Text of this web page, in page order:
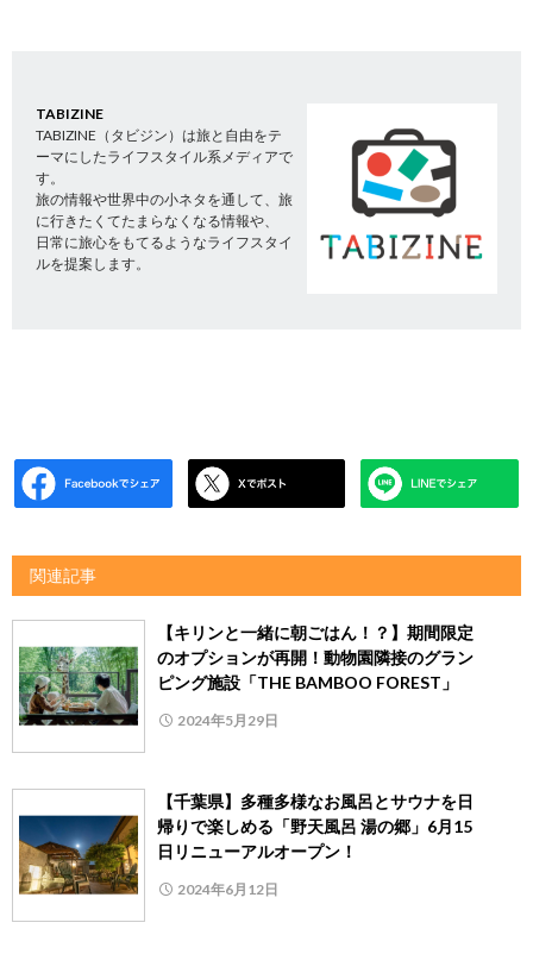
TABIZINE
TABIZINE（タビジン）は旅と自由をテ
ーマにしたライフスタイル系メディアで
す。
旅の情報や世界中の小ネタを通して、旅
に行きたくてたまらなくなる情報や、
日常に旅心をもてるようなライフスタイ
ルを提案します。
関連記事
【キリンと一緒に朝ごはん！？】期間限定
のオプションが再開！動物園隣接のグラン
ピング施設「THE BAMBOO FOREST」
2024年5月29日
【千葉県】多種多様なお風呂とサウナを日
帰りで楽しめる「野天風呂 湯の郷」6月15
日リニューアルオープン！
2024年6月12日